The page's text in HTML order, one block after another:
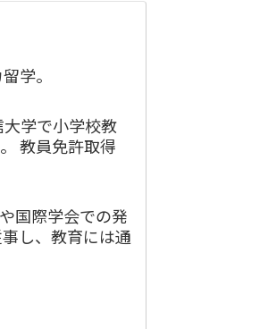
学。
学で小学校教
教員免許取得
国際学会での発
し、教育には通